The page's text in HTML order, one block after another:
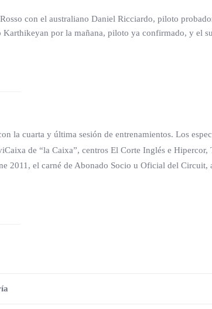
con el australiano Daniel Ricciardo, piloto
por la mañana, piloto ya confirmado, y el
la cuarta y última sesión de entrenamientos. Los
de “la Caixa”, centros El Corte Inglés e
2011, el carné de Abonado Socio u Oficial del